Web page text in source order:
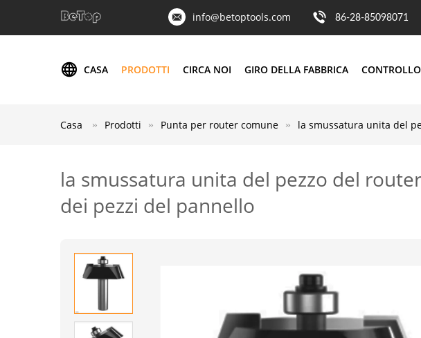
info@betoptools.com 86-28-85098071
CASA PRODOTTI CIRCA NOI GIRO DELLA FABBRICA
Casa Prodotti Punta per router comune la smussatura unita del
la smussatura unita del pezzo del
dei pezzi del pannello